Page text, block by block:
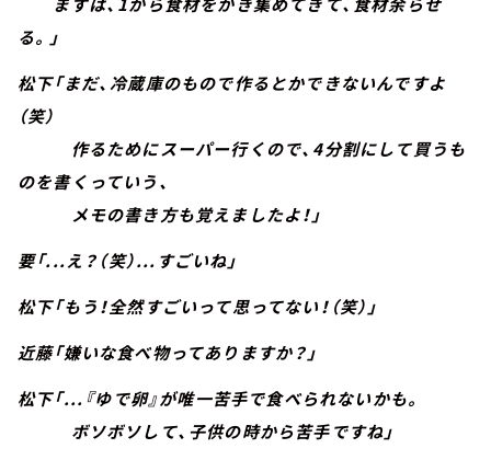
る。」
松下「まだ、冷蔵庫のもので作るとかできないんですよ
（笑）
作るためにスーパー行くので、4分割にして買うも
のを書くっていう、
メモの書き方も覚えましたよ！」
要「...え？（笑）...すごいね」
松下「もう！全然すごいって思ってない！（笑）」
近藤「嫌いな食べ物ってありますか？」
松下「...『ゆで卵』が唯一苦手で食べられないかも。
ボソボソして、子供の時から苦手ですね」